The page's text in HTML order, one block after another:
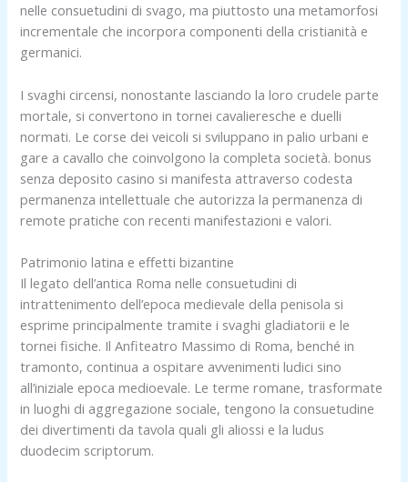
nelle consuetudini di svago, ma piuttosto una metamorfosi
incrementale che incorpora componenti della cristianità e
germanici.
I svaghi circensi, nonostante lasciando la loro crudele parte
mortale, si convertono in tornei cavalieresche e duelli
normati. Le corse dei veicoli si sviluppano in palio urbani e
gare a cavallo che coinvolgono la completa società. bonus
senza deposito casino si manifesta attraverso codesta
permanenza intellettuale che autorizza la permanenza di
remote pratiche con recenti manifestazioni e valori.
Patrimonio latina e effetti bizantine
Il legato dell’antica Roma nelle consuetudini di
intrattenimento dell’epoca medievale della penisola si
esprime principalmente tramite i svaghi gladiatorii e le
tornei fisiche. Il Anfiteatro Massimo di Roma, benché in
tramonto, continua a ospitare avvenimenti ludici sino
all’iniziale epoca medioevale. Le terme romane, trasformate
in luoghi di aggregazione sociale, tengono la consuetudine
dei divertimenti da tavola quali gli aliossi e la ludus
duodecim scriptorum.